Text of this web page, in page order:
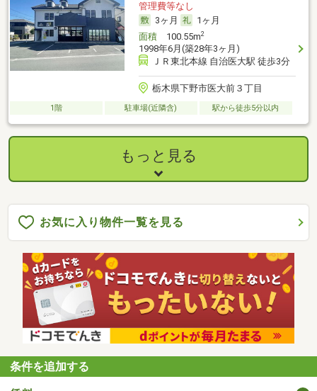
管理費等なし
3ヶ月
1ヶ月
面積100.55m2
1998年6月(築28年3ヶ月)
ＪＲ東北本線 自治医大駅 徒歩3分
栃木県下野市医大前３丁目
1階 駐車場(近隣含) 駅から徒歩5分以内
もっと見る
お気に入り物件一覧を見る
条件を追加する